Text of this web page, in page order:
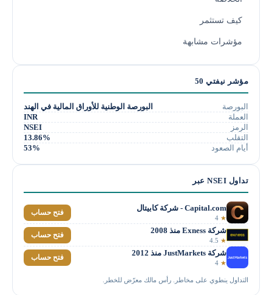
كيف تستثمر
مؤشرات مشابهة
مؤشر نيفتي 50
البورصة
البورصة الوطنية للأوراق المالية في الهند
العملة
INR
الرمز
NSEI
التقلب
13.86%
أيام الصعود
53%
تداول NSEI عبر
Capital.com - شركة كابيتال
★
فتح حساب
شركة Exness منذ 2008
★
فتح حساب
شركة JustMarkets منذ 2012
★
فتح حساب
التداول ينطوي على مخاطر. رأس مالك معرّض للخطر.